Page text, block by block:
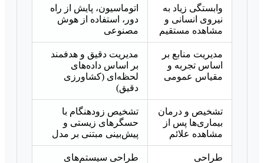
وابستگی زیاد به
نیروی انسانی و
مشاهده مستقیم
اتوماسیون، پایش از راه
دور، استفاده از هوش
مصنوعی
مدیریت منابع بر
اساس تجربه و
مقیاس عمومی
مدیریت دقیق و هدفمند
بر اساس داده‌های
لحظه‌ای (کشاورزی
دقیق)
تشخیص و درمان
بیماری‌ها پس از
مشاهده علائم
تشخیص زودهنگام با
حسگرهای زیستی و
پیش‌بینی مبتنی بر مدل
طراحی
طراحی سیستم‌های